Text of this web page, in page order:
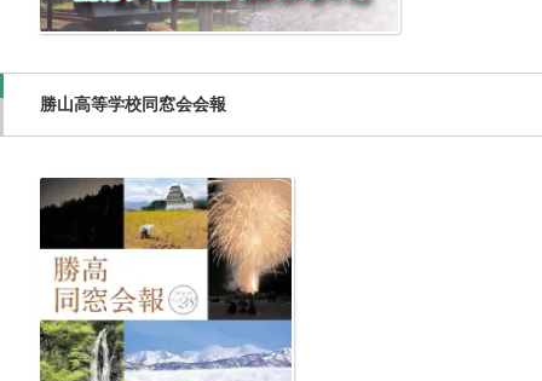
勝山高等学校同窓会会報